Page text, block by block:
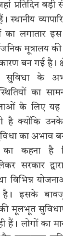
प्रतिदिन बड़ी
का लगातार
मूत्रालय की
बन गई है।
सुविधा के
का
के लिए यह
है क्योंकि
का अभाव
का कहना
सरकार
विभिन्न
है। इसके
की मूलभूत
हैं। लोगों का